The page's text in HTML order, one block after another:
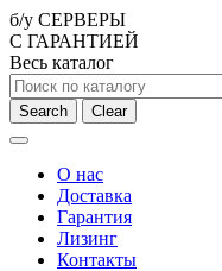
б/у СЕРВЕРЫ
С ГАРАНТИЕЙ
Весь каталог
Search Clear
О нас
Доставка
Гарантия
Лизинг
Контакты